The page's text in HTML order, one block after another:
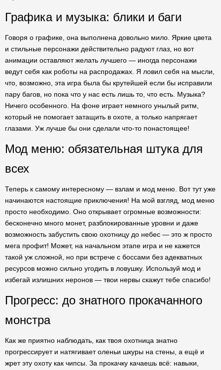
Графика и музыка: блики и баги
Говоря о графике, она выполнена довольно мило. Яркие цвета
и стильные персонажи действительно радуют глаз, но вот
анимации оставляют желать лучшего — иногда персонажи
ведут себя как роботы на распродажах. Я ловил себя на мысли,
что, возможно, эта игра была бы крутейшей если бы исправили
пару багов, но пока что у нас есть лишь то, что есть. Музыка?
Ничего особенного. На фоне играет немного унылый ритм,
который не помогает затащить в охоте, а только напрягает
глазами. Уж лучше бы они сделали что-то понастоящее!
Мод меню: обязательная штука для
всех
Теперь к самому интересному — взлам и мод меню. Вот тут уже
начинаются настоящие приключения! На мой взгляд, мод меню
просто необходимо. Оно открывает огромные возможности:
бесконечно много монет, разблокированные уровни и даже
возможность забустить свою охотницу до небес — это ж просто
мега профит! Может, на начальном этапе игра и не кажется
такой уж сложной, но при встрече с боссами без адекватных
ресурсов можно сильно угодить в ловушку. Используй мод и
избегай излишних неронов — твои нервы скажут тебе спасибо!
Прогресс: до знатного прокачанного
монстра
Как же приятно наблюдать, как твоя охотница знатно
прогрессирует и натягивает оленьи шкуры на стены, а ещё и
жрет эту охоту как чипсы. За прокачку качаешь всё: навыки,